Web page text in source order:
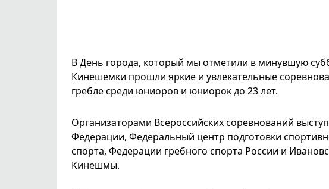
В День города, который мы отметили в минувшую
Кинешемки прошли яркие и увлекательные
гребле среди юниоров и юниорок до 23 лет.
Организаторами Всероссийских соревнований
Федерации, Федеральный центр подготовки
спорта, Федерации гребного спорта России и
Кинешмы.